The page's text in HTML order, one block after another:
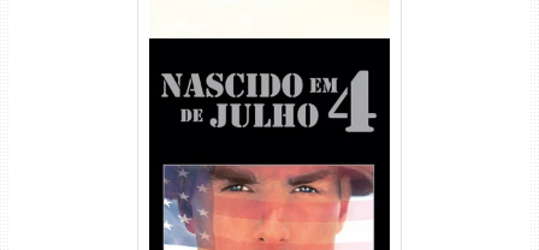
Nascido em 4 de Julho
Torrent (1989) WEB-DL 1080p
Dual Áudio